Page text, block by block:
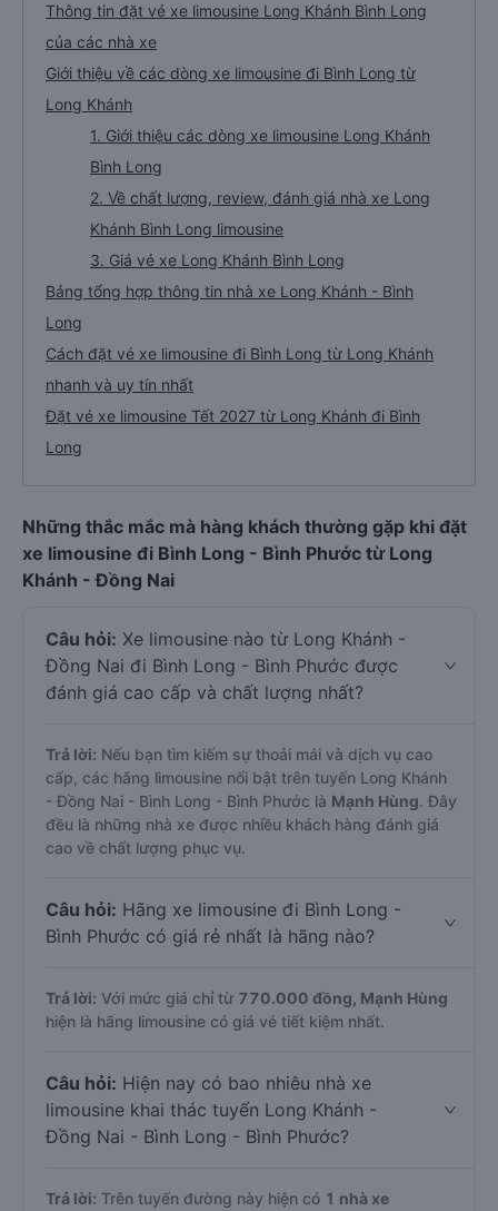
Thông tin đặt vé xe limousine Long Khánh Bình Long
của các nhà xe
Giới thiệu về các dòng xe limousine đi Bình Long từ
Long Khánh
1. Giới thiệu các dòng xe limousine Long Khánh
Bình Long
2. Về chất lượng, review, đánh giá nhà xe Long
Khánh Bình Long limousine
3. Giá vé xe Long Khánh Bình Long
Bảng tổng hợp thông tin nhà xe Long Khánh - Bình
Long
Cách đặt vé xe limousine đi Bình Long từ Long Khánh
nhanh và uy tín nhất
Đặt vé xe limousine Tết 2027 từ Long Khánh đi Bình
Long
Những thắc mắc mà hàng khách thường gặp khi đặt
xe limousine đi Bình Long - Bình Phước từ Long
Khánh - Đồng Nai
Câu hỏi: Xe limousine nào từ Long Khánh -
Đồng Nai đi Bình Long - Bình Phước được
đánh giá cao cấp và chất lượng nhất?
Trả lời: Nếu bạn tìm kiếm sự thoải mái và dịch vụ cao
cấp, các hãng limousine nổi bật trên tuyến Long Khánh
- Đồng Nai - Bình Long - Bình Phước là Mạnh Hùng. Đây
đều là những nhà xe được nhiều khách hàng đánh giá
cao về chất lượng phục vụ.
Câu hỏi: Hãng xe limousine đi Bình Long -
Bình Phước có giá rẻ nhất là hãng nào?
Trả lời: Với mức giá chỉ từ 770.000 đồng, Mạnh Hùng
hiện là hãng limousine có giá vé tiết kiệm nhất.
Câu hỏi: Hiện nay có bao nhiêu nhà xe
limousine khai thác tuyến Long Khánh -
Đồng Nai - Bình Long - Bình Phước?
Trả lời: Trên tuyến đường này hiện có 1 nhà xe